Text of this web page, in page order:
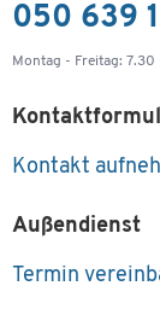
050 639
Montag - Freitag: 7.30
Kontakt
Außendienst
Termin